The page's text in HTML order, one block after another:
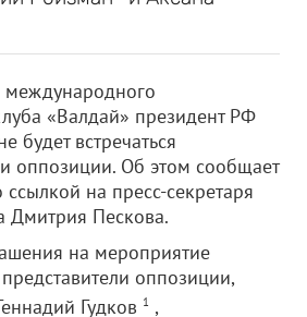
международного
«Валдай» президент РФ
будет встречаться
оппозиции. Об этом сообщает
на пресс-секретаря
Дмитрия Пескова.
на мероприятие
оппозиции,
Гудков 1 ,